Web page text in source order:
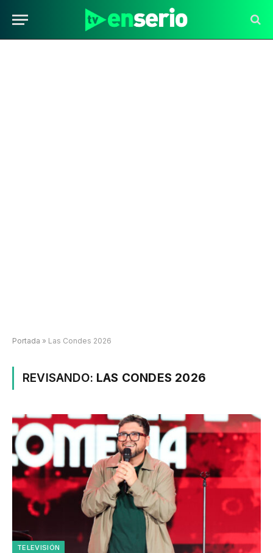
Portada » Las Condes 2026
REVISANDO: LAS CONDES 2026
TELEVISIÓN